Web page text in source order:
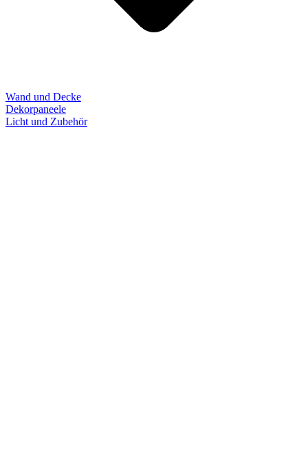
Wand und Decke
Dekorpaneele
Licht und Zubehör